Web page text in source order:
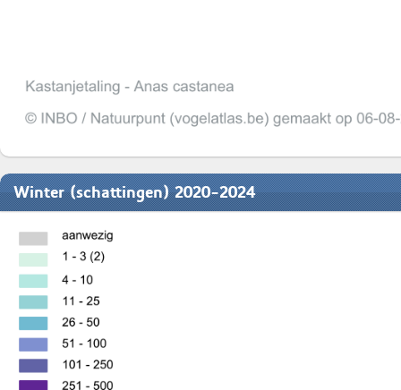
Winter (schattingen) 2020-2024